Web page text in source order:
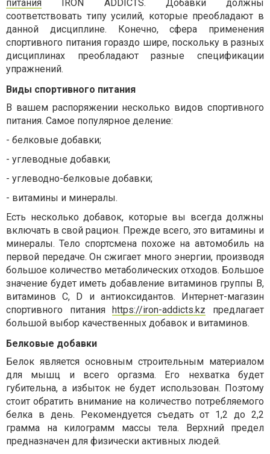
питания IRON ADDICTS. Добавки должны
соответствовать типу усилий, которые преобладают в
данной дисциплине. Конечно, сфера применения
спортивного питания гораздо шире, поскольку в разных
дисциплинах преобладают разные спецификации
упражнений.
Виды спортивного питания
В вашем распоряжении несколько видов спортивного
питания. Самое популярное деление:
- белковые добавки;
- углеводные добавки;
- углеводно-белковые добавки;
- витамины и минералы.
Есть несколько добавок, которые вы всегда должны
включать в свой рацион. Прежде всего, это витамины и
минералы. Тело спортсмена похоже на автомобиль на
первой передаче. Он сжигает много энергии, производя
большое количество метаболических отходов. Большое
значение будет иметь добавление витаминов группы В,
витаминов С, D и антиоксидантов. Интернет-магазин
спортивного питанияhttps://iron-addicts.kz предлагает
большой выбор качественных добавок и витаминов.
Белковые добавки
Белок является основным строительным материалом
для мышц и всего оргазма. Его нехватка будет
губительна, а избыток не будет использован. Поэтому
стоит обратить внимание на количество потребляемого
белка в день. Рекомендуется съедать от 1,2 до 2,2
грамма на килограмм массы тела. Верхний предел
предназначен для физически активных людей.